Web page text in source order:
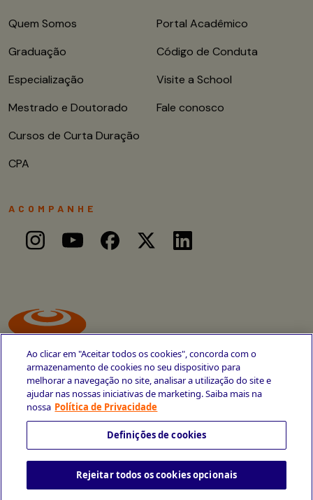
Avenida Cais do Apolo, 77
+55 81 3419-6700
Política de Privacidade Portal da Privacidade
Quem Somos
Graduação
Especialização
Mestrado e Doutorado
Cursos de Curta Duração
CPA
Portal Acadêmico
Código de Conduta
Visite a School
Fale conosco
ACOMPANHE
Ao clicar em "Aceitar todos os cookies", concorda com o
armazenamento de cookies no seu dispositivo para
melhorar a navegação no site, analisar a utilização do site e
ajudar nas nossas iniciativas de marketing. Saiba mais na
nossa Política de Privacidade
Definições de cookies
Rejeitar todos os cookies opcionais